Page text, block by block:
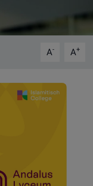
A- A+